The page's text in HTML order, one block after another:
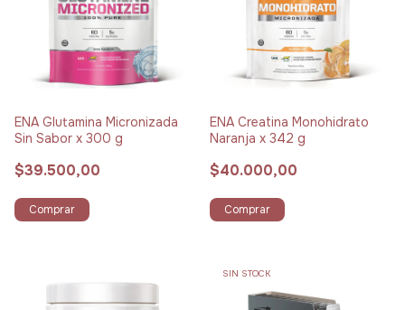
ENA Glutamina Micronizada
Sin Sabor x 300 g
$39.500,00
Comprar
ENA Creatina Monohidrato
Naranja x 342 g
$40.000,00
Comprar
SIN STOCK